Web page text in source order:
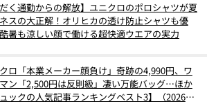
だく通勤からの解放】ユニクロのポロシャツが夏
スの大正解！オリヒカの透け防止シャツも優
暑も涼しい顔で働ける超快適ウエアの実力
ロ「本業メーカー顔負け」奇跡の4,990円、ワ
ン「2,500円は反則級」凄い万能バッグ…ほか
ュックの人気記事ランキングベスト3】（2026年